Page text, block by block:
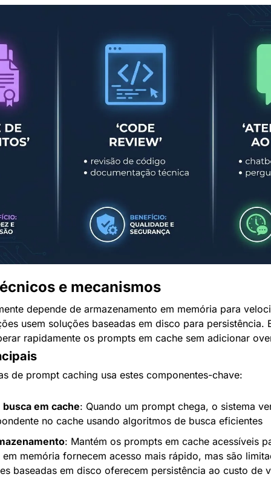
e mecanismos
depende de armazenamento em memória para
usem soluções baseadas em disco para persistência.
rapidamente os prompts em cache sem adicionar
de prompt caching usa estes componentes-chave:
em cache: Quando um prompt chega, o sistema
no cache usando algoritmos de busca eficientes
: Mantém os prompts em cache acessíveis
memória fornecem acesso mais rápido, mas são
baseadas em disco oferecem persistência ao custo de